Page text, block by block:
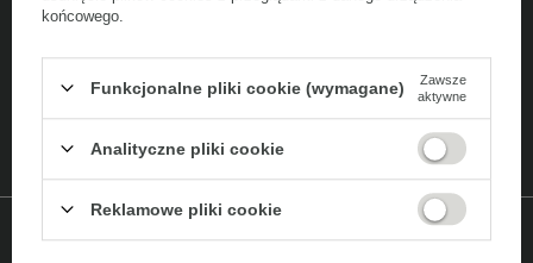
Chcę odebrać 5% zniżkę na zakup opakowań z tektury falistej i
otrzymywać Newsletter z informacjami o promocjach i ofertach z
końcowego.
Funkcjonalne pliki cookie (wymagane)
Zawsze
aktywne
Analityczne pliki cookie
Reklamowe pliki cookie